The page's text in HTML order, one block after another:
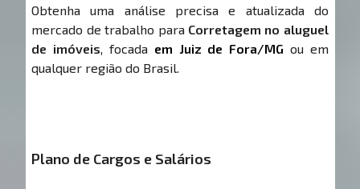
Obtenha uma análise precisa e atualizada do
mercado de trabalho para Corretagem no aluguel
de imóveis, focada em Juiz de Fora/MG ou em
qualquer região do Brasil.
Plano de Cargos e Salários